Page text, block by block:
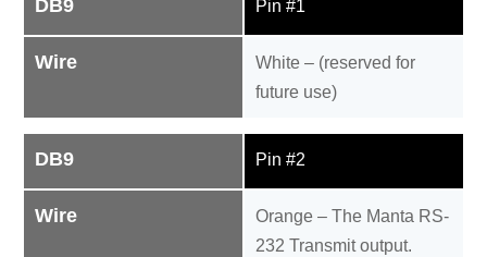
DB9
Wire
Pin #1
White – (reserved for
future use)
DB9
Wire
Pin #2
Orange – The Manta RS-
232 Transmit output.